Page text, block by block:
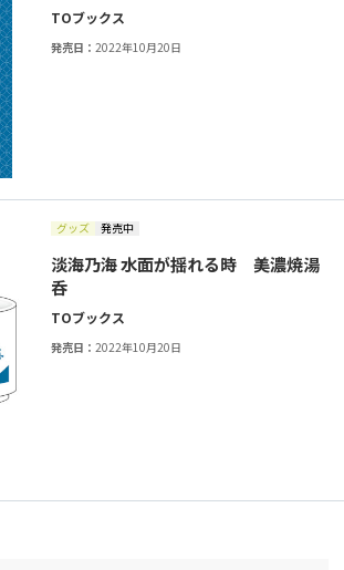
TOブックス
発売日：2022年10月20日
グッズ 発売中
淡海乃海 水面が揺れる時 美濃焼湯
呑
TOブックス
発売日：2022年10月20日